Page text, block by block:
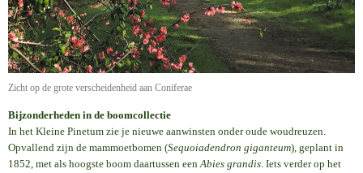
Zicht op de grote verscheidenheid aan Coniferae
Bijzonderheden in de boomcollectie
In het Kleine Pinetum zie je nieuwe aanwinsten onder oude woudreuzen.
Opvallend zijn de mammoetbomen (Sequoiadendron giganteum), geplant in
1852, met als hoogste boom daartussen eenAbies grandis. Iets verder op het